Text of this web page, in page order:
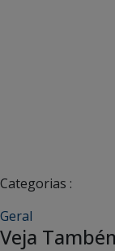
Categorias :
Geral
Veja